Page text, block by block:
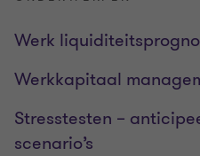
Werk
Werkkapitaal
Stresstesten –
scenario’s